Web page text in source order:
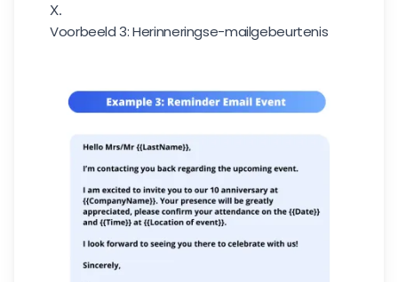
X.
Voorbeeld 3: Herinneringse-mailgebeurtenis